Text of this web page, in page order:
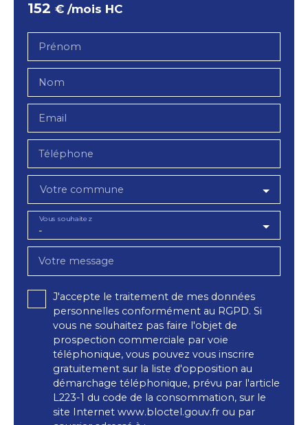
152 € /mois HC
Prénom
Nom
Email
Téléphone
Votre commune
-
Vous souhaitez
Votre message
J'accepte le traitement de mes données
personnelles conformément au RGPD. Si
vous ne souhaitez pas faire l'objet de
prospection commerciale par voie
téléphonique, vous pouvez vous inscrire
gratuitement sur la liste d'opposition au
démarchage téléphonique, prévu par l'article
L223-1 du code de la consommation, sur le
site Internet www.bloctel.gouv.fr ou par